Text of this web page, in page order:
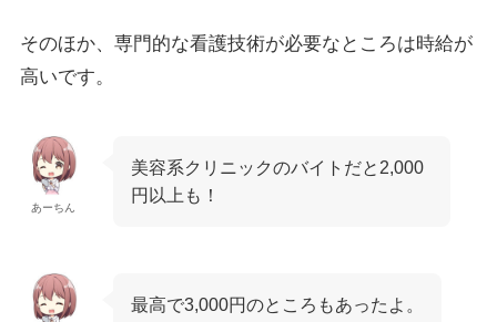
そのほか、専門的な看護技術が必要なところは時給が
高いです。
あーちん
美容系クリニックのバイトだと2,000
円以上も！
最高で3,000円のところもあったよ。